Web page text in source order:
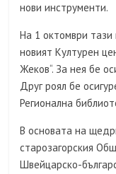
нови инструменти.
На 1 октомври
новият Културен
Жеков“. За нея бе
Друг роял бе
Регионална
В основата на
старозагорския
Швейцарско-